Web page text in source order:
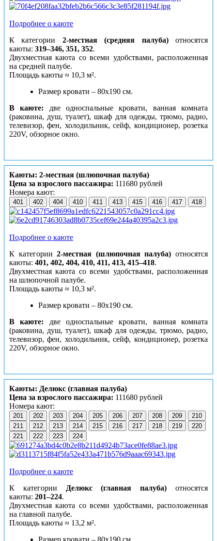
Подробнее о каюте
К категории 2-местная (средняя палуба)относятся
каюты: 319–346, 351, 352.
Двухместная каюта со всеми удобствами, расположенная
на средней палубе.
Площадь каюты ≈ 10,3 м².
Размер кровати – 80х190 см.
В каюте: две односпальные кровати, ванная комната
(раковина, душ, туалет), шкаф для одежды, трюмо, радио,
телевизор, фен, холодильник, сейф, кондиционер, розетка
220V, обзорное окно.
Каюты: 2-местная (шлюпочная палуба)
Цена за взрослого пассажира: 111680 рублей
Номера кают:
401 402 404 410 411 413 415 416 417 418
Подробнее о каюте
К категории2-местная (шлюпочная палуба) относятся
каюты: 401, 402, 404, 410, 411, 413, 415–418.
Двухместная каюта со всеми удобствами, расположенная
на шлюпочной палубе.
Площадь каюты ≈ 10,3 м².
Размер кровати – 80х190 см.
В каюте: две односпальные кровати, ванная комната
(раковина, душ, туалет), шкаф для одежды, трюмо, радио,
телевизор, фен, холодильник, сейф, кондиционер, розетка
220V, обзорное окно.
Каюты: Делюкс (главная палуба)
Цена за взрослого пассажира: 111680 рублей
Номера кают:
201 202 203 204 205 206 207 208 209
210
211
212 213 214 215 216 217 218 219
220
221
222 223 224
Подробнее о каюте
К категории
Делюкс (главная палуба) относятся
каюты: 201–224.
Двухместная каюта со всеми удобствами, расположенная
на главной палубе.
Площадь каюты ≈ 13,2 м².
Размер кровати – 80х190 см.